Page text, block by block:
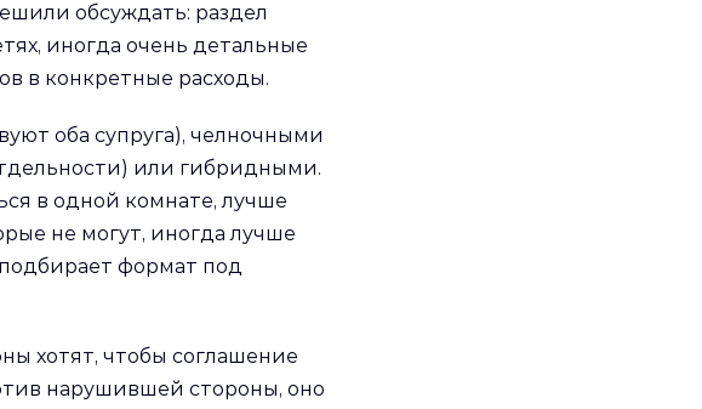
обсуждать: раздел
иногда очень детальные
в конкретные расходы.
оба супруга), челночными
или гибридными.
в одной комнате, лучше
не могут, иногда лучше
формат под
хотят, чтобы соглашение
нарушившей стороны, оно